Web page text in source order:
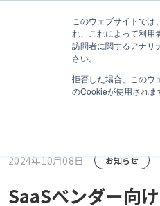
このウェブサイトで
れ、これによって利用
訪問者に関するアナリ
さい。
拒否した場合、このウ
のCookieが使用されま
SaaSベンダー向けソリ
2024年10月08日 お知らせ
SaaSベンダー向